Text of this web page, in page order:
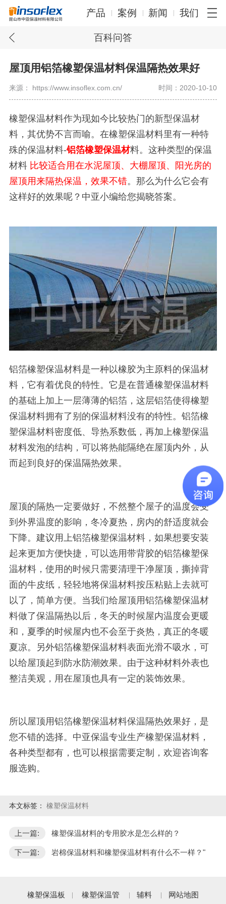
产品 案例 新闻 我们
百科问答
屋顶用铝箔橡塑保温材料保温隔热效果好
来源： https://www.insoflex.com.cn/ 时间：2020-10-10
橡塑保温材料作为现如今比较热门的新型保温材
料，其优势不言而喻。在橡塑保温材料里有一种特
殊的保温材料-铝箔橡塑保温材料。这种类型的保温
材料 比较适合用在水泥屋顶、大棚屋顶、阳光房的
屋顶用来隔热保温，效果不错。那么为什么它会有
这样好的效果呢？中亚小编给您揭晓答案。
铝箔橡塑保温材料是一种以橡胶为主原料的保温材
料，它有着优良的特性。它是在普通橡塑保温材料
的基础上加上一层薄薄的铝箔，这层铝箔使得橡塑
保温材料拥有了别的保温材料没有的特性。铝箔橡
塑保温材料密度低、导热系数低，再加上橡塑保温
材料发泡的结构，可以将热能隔绝在屋顶内外，从
而起到良好的保温隔热效果。
屋顶的隔热一定要做好，不然整个屋子的温度会受
到外界温度的影响，冬冷夏热，房内的舒适度就会
下降。建议用上铝箔橡塑保温材料，如果想要安装
起来更加方便快捷，可以选用带背胶的铝箔橡塑保
温材料，使用的时候只需要清理干净屋顶，撕掉背
面的牛皮纸，轻轻地将保温材料按压粘贴上去就可
以了，简单方便。当我们给屋顶用铝箔橡塑保温材
料做了保温隔热以后，冬天的时候屋内温度会更暖
和，夏季的时候屋内也不会至于炎热，真正的冬暖
夏凉。另外铝箔橡塑保温材料表面光滑不吸水，可
以给屋顶起到防水防潮效果。由于这种材料外表也
整洁美观，用在屋顶也具有一定的装饰效果。
所以屋顶用铝箔橡塑保温材料保温隔热效果好，是
您不错的选择。中亚保温专业生产橡塑保温材料，
各种类型都有，也可以根据需要定制，欢迎咨询客
服选购。
本文标签： 橡塑保温材料
上一篇: 橡塑保温材料的专用胶水是怎么样的？
下一篇: 岩棉保温材料和橡塑保温材料有什么不一样？"
橡塑保温板 橡塑保温管 辅料 网站地图